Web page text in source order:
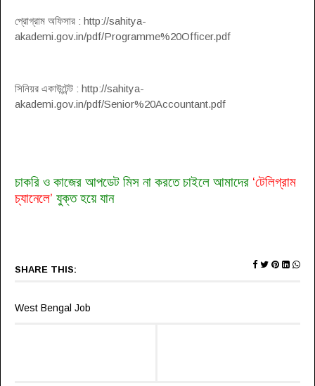
প্রোগ্রাম অফিসার : http://sahitya-
akademi.gov.in/pdf/Programme%20Officer.pdf
সিনিয়র একাউন্টেন্ট : http://sahitya-
akademi.gov.in/pdf/Senior%20Accountant.pdf
চাকরি ও কাজের আপডেট মিস না করতে চাইলে আমাদের ‘টেলিগ্রাম
চ্যানেলে’ যুক্ত হয়ে যান
SHARE THIS:
West Bengal Job